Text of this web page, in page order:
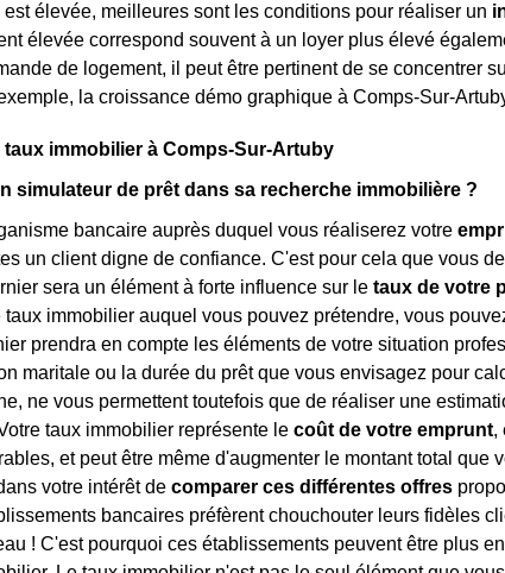
élevée, meilleures sont les conditions pour réaliser un
élevée correspond souvent à un loyer plus élevé
de logement, il peut être pertinent de se concentrer
la croissance démo graphique à Comps-Sur-
immobilier à Comps-Sur-Artuby
simulateur de prêt dans sa recherche immobilière ?
bancaire auprès duquel vous réaliserez votre
un client digne de confiance. C'est pour cela que vous
sera un élément à forte influence sur le taux de votre
immobilier auquel vous pouvez prétendre, vous
prendra en compte les éléments de votre situation
maritale ou la durée du prêt que vous envisagez pour
ne vous permettent toutefois que de réaliser une
taux immobilier représente le coût de votre emprunt,
et peut être même d'augmenter le montant total que
votre intérêt de comparer ces différentes offres
bancaires préfèrent chouchouter leurs fidèles
! C'est pourquoi ces établissements peuvent être plus